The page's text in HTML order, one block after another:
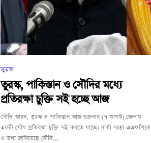
তুরস্ক
তুরস্ক, পাকিস্তান ও সৌদির মধ্যে
প্রতিরক্ষা চুক্তি সই হচ্ছে আজ
সৌদি আরব, তুরস্ক ও পাকিস্তান আজ শুক্রবার (৭ আগস্ট) জেদ্দায়
একটি যৌথ প্রতিরক্ষা চুক্তি সই করতে যাচ্ছে। বার্তা সংস্থা এএফপিকে
এ তথ্য জানিয়েছে সৌদি...